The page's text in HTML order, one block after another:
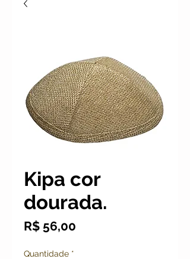
Kipa cor
dourada.
R$ 56,00
Quantidade *